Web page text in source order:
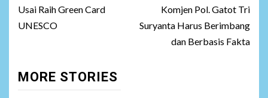
Usai Raih Green Card
UNESCO
Komjen Pol. Gatot Tri
Suryanta Harus Berimbang
dan Berbasis Fakta
MORE STORIES